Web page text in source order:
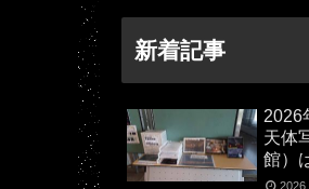
新着記事
2026
天体
館）